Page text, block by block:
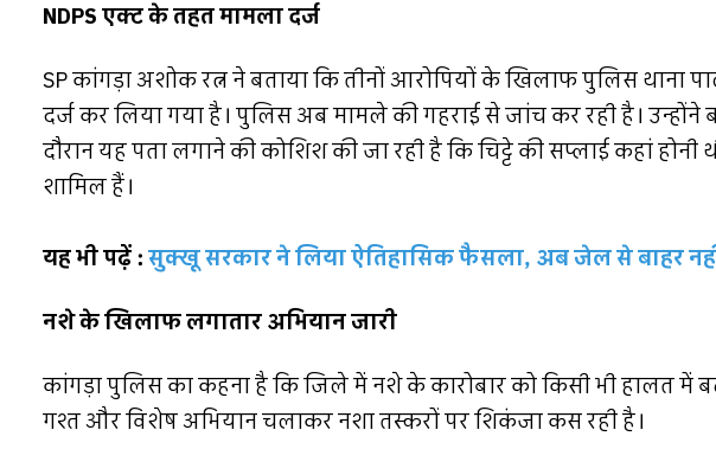
NDPS एक्ट के तहत मामला दर्ज
SP कांगड़ा अशोक रत्न ने बताया कि तीनों आरोपियों के खिलाफ पुलिस थाना
दर्ज कर लिया गया है। पुलिस अब मामले की गहराई से जांच कर रही है।
दौरान यह पता लगाने की कोशिश की जा रही है कि चिट्टे की सप्लाई कहां
शामिल हैं।
यह भी पढ़ें :सुक्खू सरकार ने लिया ऐतिहासिक फैसला, अब जेल से बाहर
नशे के खिलाफ लगातार अभियान जारी
कांगड़ा पुलिस का कहना है कि जिले में नशे के कारोबार को किसी भी हालत में
गश्त और विशेष अभियान चलाकर नशा तस्करों पर शिकंजा कस रही है।